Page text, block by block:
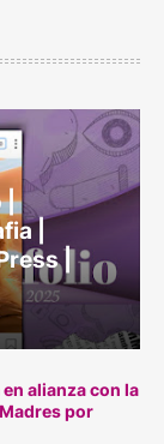
|
|
|
alianza con la
por